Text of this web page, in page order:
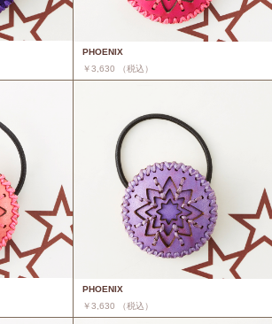
PHOENIX
￥3,630 （税込）
PHOENIX
￥3,630 （税込）